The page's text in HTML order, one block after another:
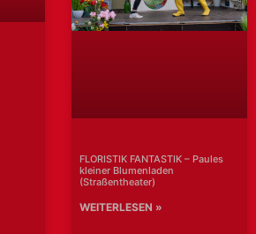
FLORISTIK FANTASTIK – Paules
kleiner Blumenladen
(Straßentheater)
WEITERLESEN »